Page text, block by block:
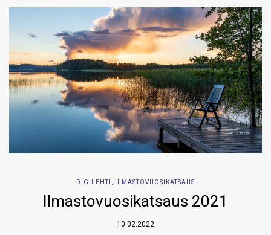
DIGILEHTI ILMASTOVUOSIKATSAUS
Ilmastovuosikatsaus 2021
10.02.2022